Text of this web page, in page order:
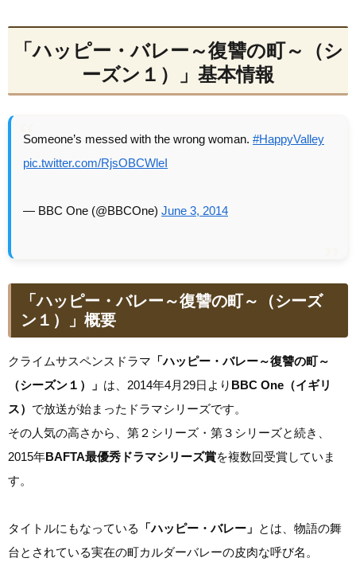
「ハッピー・バレー～復讐の町～（シ
ーズン１）」基本情報
Someone’s messed with the wrong woman. #HappyValley
pic.twitter.com/RjsOBCWleI
— BBC One (@BBCOne) June 3, 2014
「ハッピー・バレー～復讐の町～（シーズ
ン１）」概要
クライムサスペンスドラマ 「ハッピー・バレー～復讐の町～
（シーズン１）」 は、2014年4月29日より BBC One（イギリ
ス） で放送が始まったドラマシリーズです。
その人気の高さから、第２シリーズ・第３シリーズと続き、
2015年BAFTA最優秀ドラマシリーズ賞を複数回受賞していま
す。
タイトルにもなっている 「ハッピー・バレー」 とは、物語の舞
台とされている実在の町カルダーバレーの皮肉な呼び名。